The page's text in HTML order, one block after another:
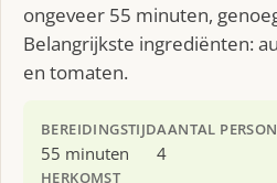
ongeveer 55 minuten,
Belangrijkste ingrediënten:
en tomaten.
BEREIDINGSTIJD
55 minuten
AANTAL
4
HERKOMST